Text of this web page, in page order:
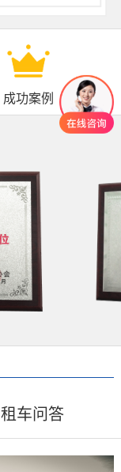
成功案例
租车问答